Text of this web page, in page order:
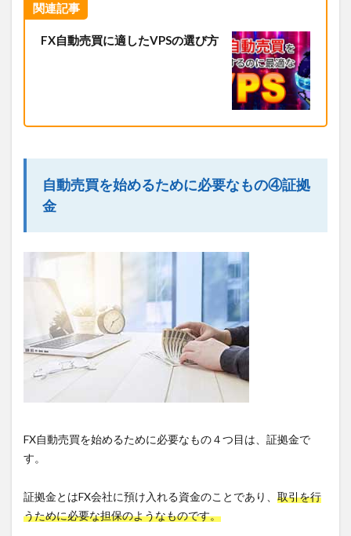
関連記事
FX自動売買に適したVPSの選び方
自動売買を始めるために必要なもの④証拠
金
FX自動売買を始めるために必要なもの４つ目は、証拠金で
す。
証拠金とはFX会社に預け入れる資金のことであり、 取引を行
うために必要な担保のようなものです。